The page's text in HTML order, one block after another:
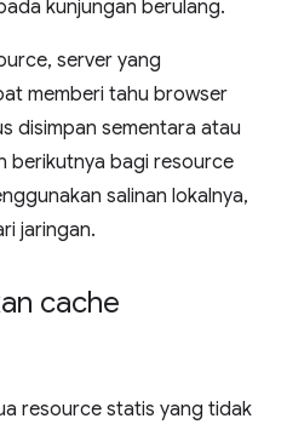
kunjungan berulang.
server yang
memberi tahu browser
disimpan sementara atau
berikutnya bagi resource
salinan lokalnya,
jaringan.
cache
resource statis yang tidak